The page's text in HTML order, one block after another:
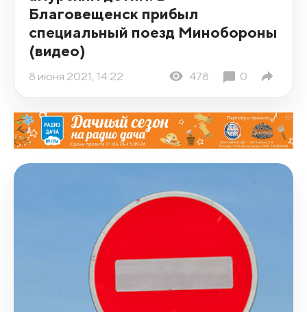
Благовещенск прибыл
специальный поезд Минобороны
(видео)
8 июня 2021, 14:22 478 0